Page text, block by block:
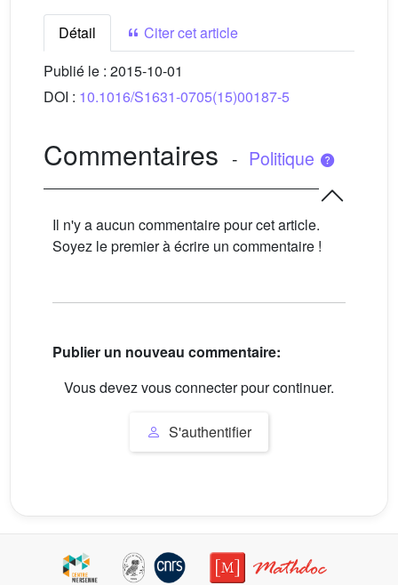
Détail
Citer cet article
Publié le : 2015-10-01
DOI : 10.1016/S1631-0705(15)00187-5
Commentaires - Politique
Il n'y a aucun commentaire pour cet article.
Soyez le premier à écrire un commentaire !
Publier un nouveau commentaire:
Vous devez vous connecter pour continuer.
S'authentifier